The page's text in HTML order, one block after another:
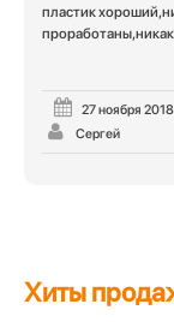
пластик
27 ноября 2018
Сергей
Хиты